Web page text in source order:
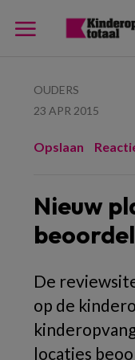
OUDERS
23 APR 2015
Opslaan
Nieuw
De
op de
locaties